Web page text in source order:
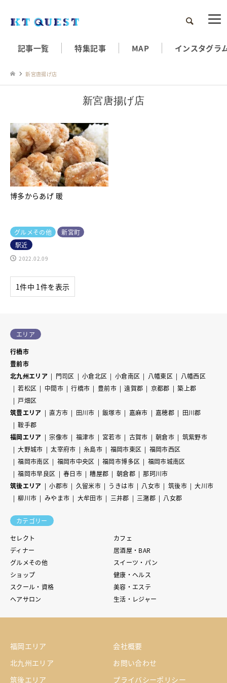
検索
記事一覧 特集記事 MAP インスタグラ
新宮唐揚げ店
新宮唐揚げ店
博多からあげ 暖
グルメその他
新宮町
駅近
2022.02.09
1件中 1件を表示
エリア
行橋市
豊前市
北九州エリア
門司区 小倉北区 小倉南区 八幡東区
八幡西区
若松区
中間市 行橋市 豊前市 遠賀郡 京都郡
築上郡
戸畑区
筑豊エリア
直方市 田川市 飯塚市 嘉麻市 嘉穂郡
田川郡
鞍手郡
福岡エリア
宗像市 福津市 宮若市 古賀市 朝倉市
筑紫野市
大野城市
太宰府市 糸島市 福岡市東区
福岡市西区
福岡市南区
福岡市中央区 福岡市博多区
福岡市城南区
福岡市早良区
春日市 糟屋郡 朝倉郡
那珂川市
筑後エリア
小郡市 久留米市 うきは市 八女市 筑後市
大川市
柳川市
みやま市 大牟田市 三井郡 三潴郡 八女郡
カテゴリー
セレクト
カフェ
ディナー
居酒屋・BAR
グルメその他
スイーツ・パン
ショップ
健康・ヘルス
スクール・資格
美容・エステ
ヘアサロン
生活・レジャー
福岡エリア
北九州エリア
筑後エリア
会社概要
お問い合わせ
プライバシーポリシー